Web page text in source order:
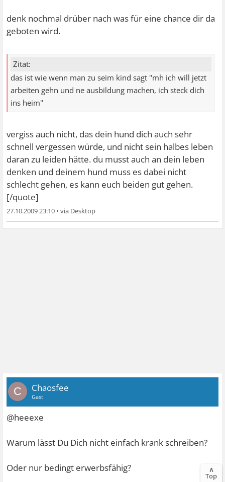
denk nochmal drüber nach was für eine chance dir da
geboten wird.
Zitat:
das ist wie wenn man zu seim kind sagt "mh ich will jetzt
arbeiten gehn und ne ausbildung machen, ich steck dich
ins heim"
vergiss auch nicht, das dein hund dich auch sehr
schnell vergessen würde, und nicht sein halbes leben
daran zu leiden hätte. du musst auch an dein leben
denken und deinem hund muss es dabei nicht
schlecht gehen, es kann euch beiden gut gehen.
[/quote]
27.10.2009 23:10 •
C Chaosfee
Gast
@heeexe
Warum lässt Du Dich nicht einfach krank schreiben?
Oder nur bedingt erwerbsfähig? ∧
Top